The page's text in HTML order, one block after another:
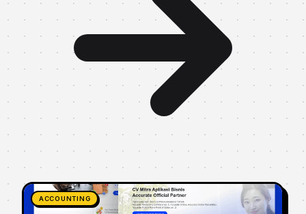
ACCOUNTING